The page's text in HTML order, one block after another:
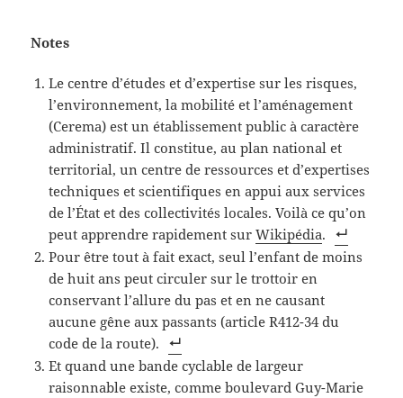
Notes
Le centre d’études et d’expertise sur les risques,
l’environnement, la mobilité et l’aménagement
(Cerema) est un établissement public à caractère
administratif. Il constitue, au plan national et
territorial, un centre de ressources et d’expertises
techniques et scientifiques en appui aux services
de l’État et des collectivités locales. Voilà ce qu’on
peut apprendre rapidement surWikipédia.
Pour être tout à fait exact, seul l’enfant de moins
de huit ans peut circuler sur le trottoir en
conservant l’allure du pas et en ne causant
aucune gêne aux passants (article R412-34 du
code de la route).
Et quand une bande cyclable de largeur
raisonnable existe, comme boulevard Guy-Marie